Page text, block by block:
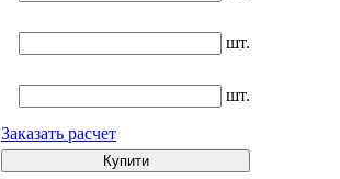
шт.
шт.
Заказать расчет
Купити